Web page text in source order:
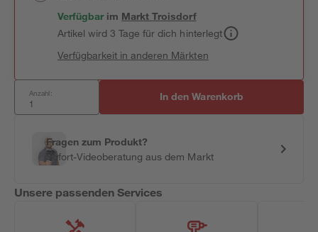
Verfügbar im MarktTroisdorf
Artikel wird 3 Tage für dich hinterlegt
Verfügbarkeit in anderen Märkten
Anzahl: In den Warenkorb
Fragen zum Produkt?
Sofort-Videoberatung aus dem Markt
Unsere passenden Services